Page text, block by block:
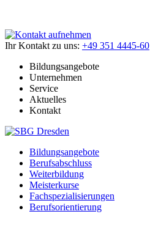
Ihr Kontakt zu uns: +49 351 4445-60
Bildungsangebote
Unternehmen
Service
Aktuelles
Kontakt
Bildungsangebote
Berufsabschluss
Weiterbildung
Meisterkurse
Fachspezialisierungen
Berufsorientierung